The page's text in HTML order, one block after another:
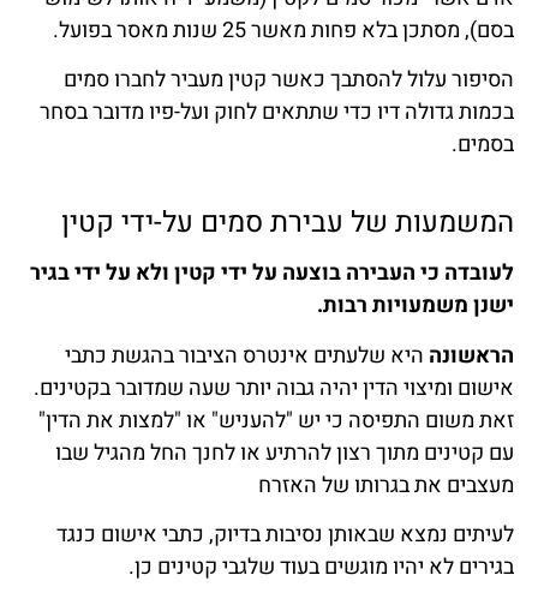
בסם), מסתכן בלא פחות מאשר 25 שנות מאסר בפועל.
הסיפור עלול להסתבך כאשר קטין מעביר לחברו סמים
בכמות גדולה דיו כדי שתתאים לחוק ועל-פיו מדובר בסחר
בסמים.
המשמעות של עבירת סמים על-ידי קטין
לעובדה כי העבירה בוצעה על ידי קטין ולא על ידי בגיר
ישנן משמעויות רבות.
הראשונה היא שלעתים אינטרס הציבור בהגשת כתבי
אישום ומיצוי הדין יהיה גבוה יותר שעה שמדובר בקטינים.
זאת משום התפיסה כי יש "להעניש" או "למצות את הדין"
עם קטינים מתוך רצון להרתיע או לחנך החל מהגיל שבו
מעצבים את בגרותו של האזרח
לעיתים נמצא שבאותן נסיבות בדיוק, כתבי אישום כנגד
בגירים לא יהיו מוגשים בעוד שלגבי קטינים כן.